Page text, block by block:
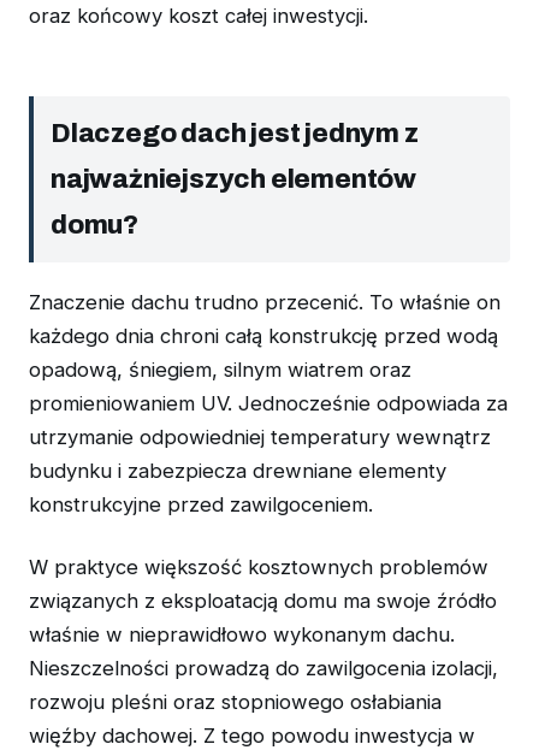
oraz końcowy koszt całej inwestycji.
Dlaczego dach jest jednym z
najważniejszych elementów
domu?
Znaczenie dachu trudno przecenić. To właśnie on
każdego dnia chroni całą konstrukcję przed wodą
opadową, śniegiem, silnym wiatrem oraz
promieniowaniem UV. Jednocześnie odpowiada za
utrzymanie odpowiedniej temperatury wewnątrz
budynku i zabezpiecza drewniane elementy
konstrukcyjne przed zawilgoceniem.
W praktyce większość kosztownych problemów
związanych z eksploatacją domu ma swoje źródło
właśnie w nieprawidłowo wykonanym dachu.
Nieszczelności prowadzą do zawilgocenia izolacji,
rozwoju pleśni oraz stopniowego osłabiania
więźby dachowej. Z tego powodu inwestycja w